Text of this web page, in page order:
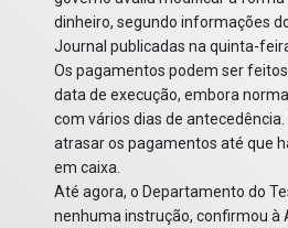
dinheiro, segundo informações
Journal publicadas na quinta-
Os pagamentos podem ser
data de execução, embora
com vários dias de
atrasar os pagamentos até que
em caixa.
Até agora, o Departamento do
nenhuma instrução, confirmou à